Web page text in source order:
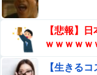
【画像】田中みな
登場してしまう他
【日向坂46】 公式
される
【悲報】
ｗｗｗｗｗ
【生きる